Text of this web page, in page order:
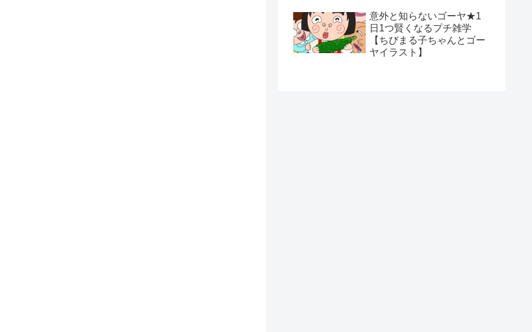
意外と知らないゴーヤ★1
日1つ賢くなるプチ雑学
【ちびまる子ちゃんとゴー
ヤイラスト】